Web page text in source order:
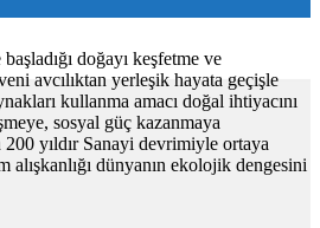
doğayı keşfetme ve
avcılıktan yerleşik hayata geçişle
kullanma amacı doğal ihtiyacını
sosyal güç kazanmaya
yıldır Sanayi devrimiyle ortaya
alışkanlığı dünyanın ekolojik dengesini